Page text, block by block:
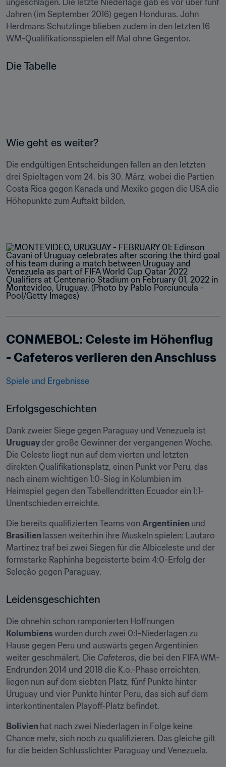
ungeschlagen. Die letzte Niederlage gab es vor über fünf
Jahren (im September 2016) gegen Honduras. John
Herdmans Schützlinge blieben zudem in den letzten 16
WM-Qualifikationsspielen elf Mal ohne Gegentor.
Wie geht es weiter?
Die endgültigen Entscheidungen fallen an den letzten
drei Spieltagen vom 24. bis 30. März, wobei die Partien
Costa Rica gegen Kanada und Mexiko gegen die USA die
Höhepunkte zum Auftakt bilden.
CONMEBOL: Celeste im Höhenflug
- Cafeteros verlieren den Anschluss
Spiele und Ergebnisse
Erfolgsgeschichten
Uruguay der große Gewinner der vergangenen Woche.
Die Celeste liegt nun auf dem vierten und letzten
direkten Qualifikationsplatz, einen Punkt vor Peru, das
nach einem wichtigen 1:0-Sieg in Kolumbien im
Heimspiel gegen den Tabellendritten Ecuador ein 1:1-
Unentschieden erreichte.
Die bereits qualifizierten Teams von Argentinien
Brasilien lassen weiterhin ihre Muskeln spielen: Lautaro
Martinez traf bei zwei Siegen für die Albiceleste und der
formstarke Raphinha begeisterte beim 4:0-Erfolg der
Seleção gegen Paraguay.
Leidensgeschichten
Kolumbiens wurden durch zwei 0:1-Niederlagen zu
Hause gegen Peru und auswärts gegen Argentinien
weiter geschmälert. Die Cafeteros, die bei den FIFA WM-
Endrunden 2014 und 2018 die K.o.-Phase erreichten,
liegen nun auf dem siebten Platz, fünf Punkte hinter
Uruguay und vier Punkte hinter Peru, das sich auf dem
interkontinentalen Playoff-Platz befindet.
Bolivien hat nach zwei Niederlagen in Folge keine
Chance mehr, sich noch zu qualifizieren. Das gleiche gilt
für die beiden Schlusslichter Paraguay und Venezuela.